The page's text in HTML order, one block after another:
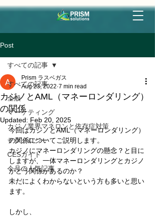
Post
すべての記事
全般
マーケティング
カジノ業界マネロンと依存症対策
テクノロジー
CESガイド
今月の人気記事
すべての記事
カジノとAML（マネーロンダリング）
の関係
Prism ラスベガス
Aug 23, 2022 7 min read
Updated: Feb 20, 2025
今回はカジノとAML（マネーロンダリング）
の関係についてご説明します。
カジノにマネーロンダリングの懸念？と目に
しますが、一体マネーロンダリングとカジノ
がどう関係があるのか？
未だによくわからないという方も多いと思い
ます。
しかし、